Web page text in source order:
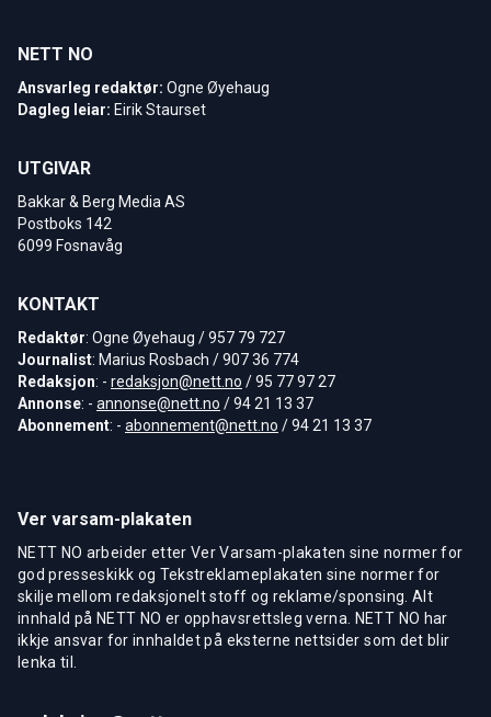
NETT NO
Ansvarleg redaktør: Ogne Øyehaug
Dagleg leiar: Eirik Staurset
UTGIVAR
Bakkar & Berg Media AS
Postboks 142
6099 Fosnavåg
KONTAKT
Redaktør: Ogne Øyehaug / 957 79 727
Journalist: Marius Rosbach / 907 36 774
Redaksjon: - redaksjon@nett.no / 95 77 97 27
Annonse: - annonse@nett.no / 94 21 13 37
Abonnement: - abonnement@nett.no / 94 21 13 37
Ver varsam-plakaten
NETT NO arbeider etter Ver Varsam-plakaten sine normer for
god presseskikk og Tekstreklameplakaten sine normer for
skilje mellom redaksjonelt stoff og reklame/sponsing. Alt
innhald på NETT NO er opphavsrettsleg verna. NETT NO har
ikkje ansvar for innhaldet på eksterne nettsider som det blir
lenka til.